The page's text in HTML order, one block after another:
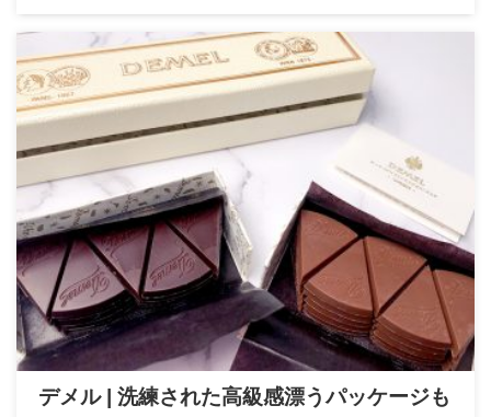
デメル | 洗練された高級感漂うパッケージも